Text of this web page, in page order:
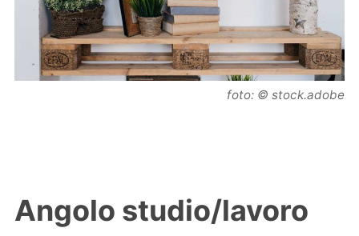
foto: © stock.adobe
Angolo studio/lavoro